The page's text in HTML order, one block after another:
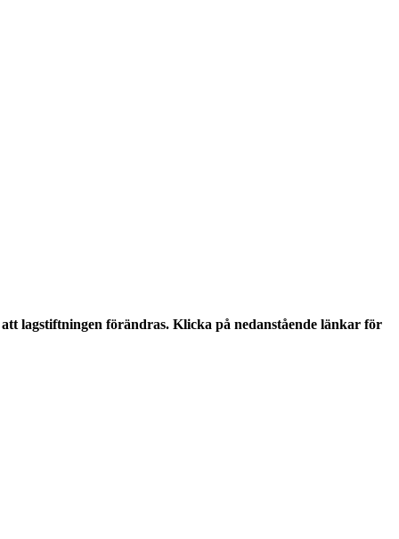
lagstiftningen förändras. Klicka på nedanstående länkar för